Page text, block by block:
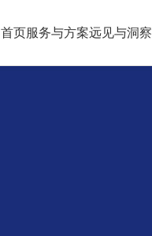
首页服务与方案远见与洞察